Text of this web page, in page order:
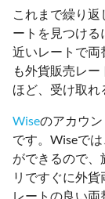
これまで繰り
ートを見つける
近いレートで両
も外貨販売レ
ほど、受け取れ
Wiseのアカウ
です。Wiseで
ができるので
リですぐに外
レートの良い